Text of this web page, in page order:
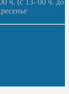
ч. (с 13- 00 ч. до